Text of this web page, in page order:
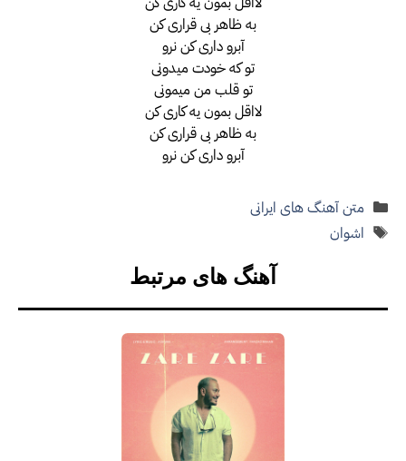
به ظاهر بی قراری کن
آبرو داری کن نرو
تو که خودت میدونی
تو قلب من میمونی
لااقل بمون یه کاری کن
به ظاهر بی قراری کن
آبرو داری کن نرو
دسته‌ها
متن آهنگ های ایرانی
برچسب‌ها
اشوان
آهنگ های مرتبط